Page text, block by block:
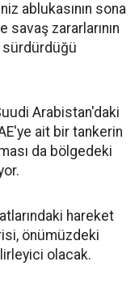
ablukasının sona
savaş zararlarının
sürdürdüğü
Arabistan'daki
ait bir tankerin
da bölgedeki
hareket
önümüzdeki
olacak.